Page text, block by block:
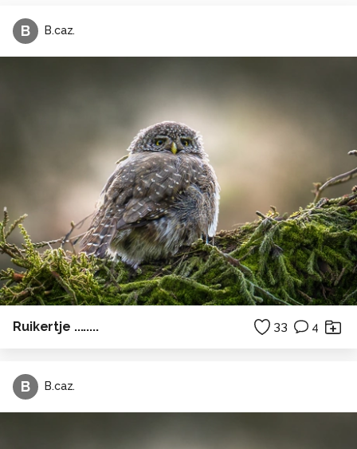
B B.caz.
Ruikertje ........ 33 4
B B.caz.